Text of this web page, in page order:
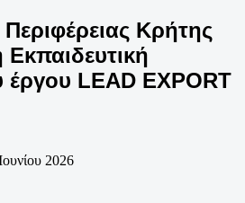
Κρήτης
έργου LEAD EXPORT
2026